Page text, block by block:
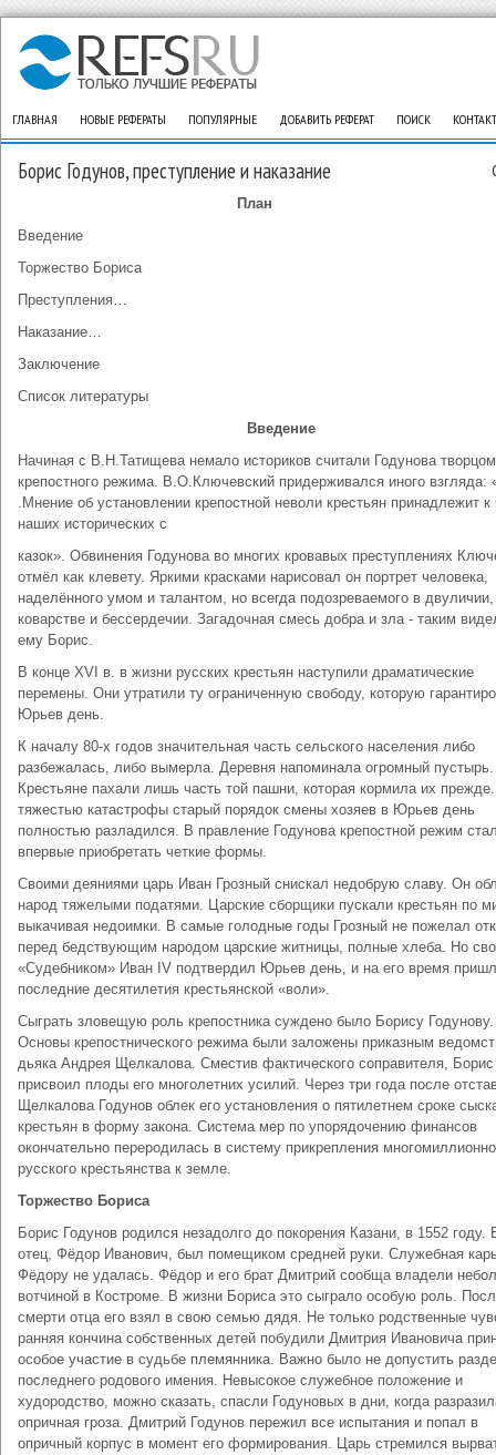
ГЛАВНАЯ НОВЫЕ РЕФЕРАТЫ ПОПУЛЯРНЫЕ ДОБАВИТЬ РЕФЕРАТ ПОИСК
Борис Годунов, преступление и наказание
План
Введение
Торжество Бориса
Преступления…
Наказание…
Заключение
Список литературы
Введение
Начиная с В.Н.Татищева немало историков считали Годунова творцом
крепостного режима. В.О.Ключевский придерживался иного взгляда:
.Мнение об установлении крепостной неволи крестьян принадлежит к
наших исторических с
казок». Обвинения Годунова во многих кровавых преступлениях
отмёл как клевету. Яркими красками нарисовал он портрет человека,
наделённого умом и талантом, но всегда подозреваемого в двуличии,
коварстве и бессердечии. Загадочная смесь добра и зла - таким
ему Борис.
В конце XVI в. в жизни русских крестьян наступили драматические
перемены. Они утратили ту ограниченную свободу, которую
Юрьев день.
К началу 80-х годов значительная часть сельского населения либо
разбежалась, либо вымерла. Деревня напоминала огромный пустырь.
Крестьяне пахали лишь часть той пашни, которая кормила их
тяжестью катастрофы старый порядок смены хозяев в Юрьев день
полностью разладился. В правление Годунова крепостной режим
впервые приобретать четкие формы.
Своими деяниями царь Иван Грозный снискал недобрую славу. Он
народ тяжелыми податями. Царские сборщики пускали крестьян по
выкачивая недоимки. В самые голодные годы Грозный не пожелал
перед бедствующим народом царские житницы, полные хлеба. Но
«Судебником» Иван IV подтвердил Юрьев день, и на его время
последние десятилетия крестьянской «воли».
Сыграть зловещую роль крепостника суждено было Борису Годунову.
Основы крепостнического режима были заложены приказным
дьяка Андрея Щелкалова. Сместив фактического соправителя, Борис
присвоил плоды его многолетних усилий. Через три года после
Щелкалова Годунов облек его установления о пятилетнем сроке
крестьян в форму закона. Система мер по упорядочению финансов
окончательно переродилась в систему прикрепления
русского крестьянства к земле.
Торжество Бориса
Борис Годунов родился незадолго до покорения Казани, в 1552 году.
отец, Фёдор Иванович, был помещиком средней руки. Служебная
Фёдору не удалась. Фёдор и его брат Дмитрий сообща владели
вотчиной в Костроме. В жизни Бориса это сыграло особую роль.
смерти отца его взял в свою семью дядя. Не только родственные
ранняя кончина собственных детей побудили Дмитрия Ивановича
особое участие в судьбе племянника. Важно было не допустить
последнего родового имения. Невысокое служебное положение и
худородство, можно сказать, спасли Годуновых в дни, когда
опричная гроза. Дмитрий Годунов пережил все испытания и попал в
опричный корпус в момент его формирования. Царь стремился